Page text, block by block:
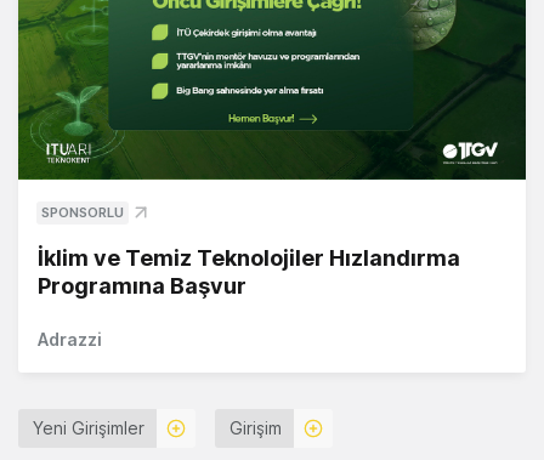
SPONSORLU
İklim ve Temiz Teknolojiler Hızlandırma
Programına Başvur
Adrazzi
Yeni Girişimler Girişim